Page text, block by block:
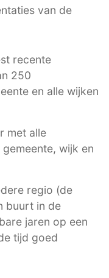
van de
recente
250
en alle wijken
met alle
wijk en
regio (de
buurt in de
jaren op een
tijd goed